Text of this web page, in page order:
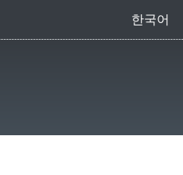
한국어